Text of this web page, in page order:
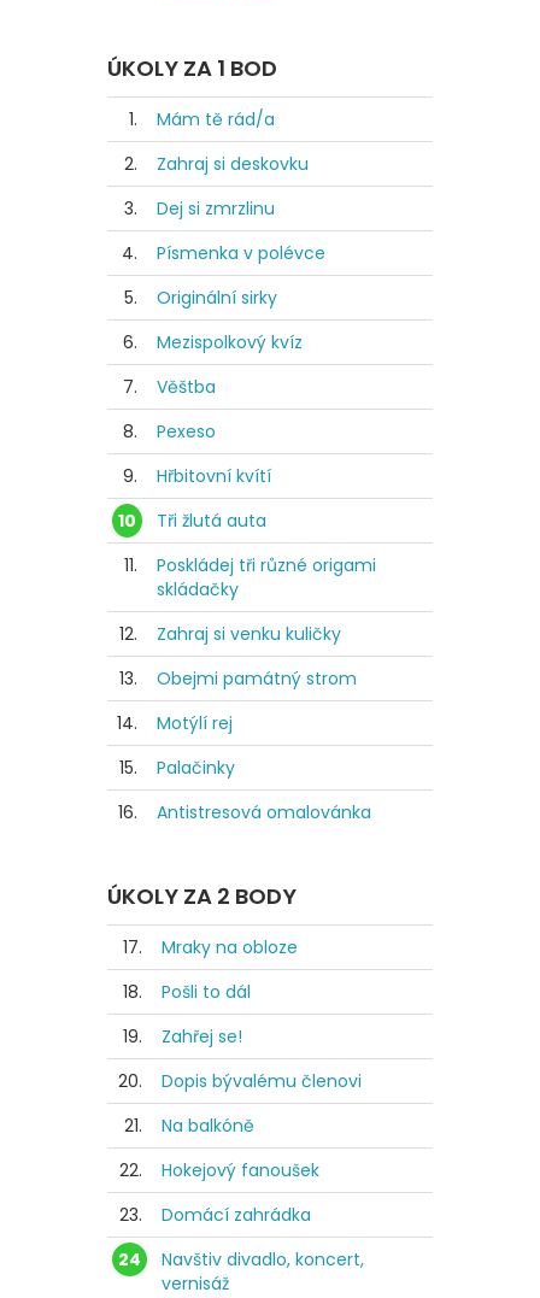
ÚKOLY ZA 1 BOD
1.
Mám tě rád/a
2.
Zahraj si deskovku
3.
Dej si zmrzlinu
4.
Písmenka v polévce
5.
Originální sirky
6.
Mezispolkový kvíz
7.
Věštba
8.
Pexeso
9.
Hřbitovní kvítí
10
Tři žlutá auta
11.
Poskládej tři různé origami
skládačky
12.
Zahraj si venku kuličky
13.
Obejmi památný strom
14.
Motýlí rej
15.
Palačinky
16.
Antistresová omalovánka
ÚKOLY ZA 2 BODY
17.
Mraky na obloze
18.
Pošli to dál
19.
Zahřej se!
20.
Dopis bývalému členovi
21.
Na balkóně
22.
Hokejový fanoušek
23.
Domácí zahrádka
24
Navštiv divadlo, koncert,
vernisáž